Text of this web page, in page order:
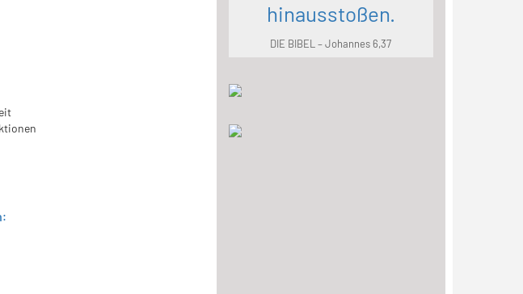
hinausstoßen.
DIE BIBEL – Johannes 6,37